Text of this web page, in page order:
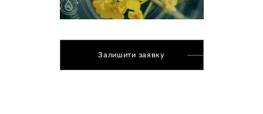
Залишити заявку